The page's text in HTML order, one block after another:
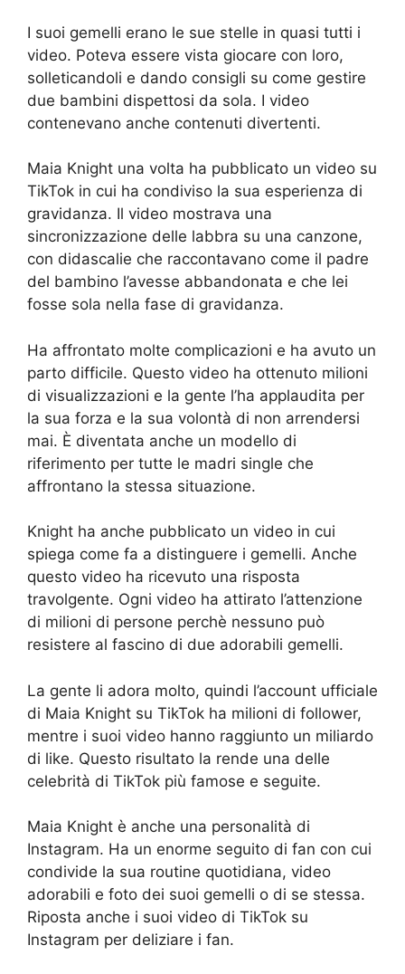
I suoi gemelli erano le sue stelle in quasi tutti i
video. Poteva essere vista giocare con loro,
solleticandoli e dando consigli su come gestire
due bambini dispettosi da sola. I video
contenevano anche contenuti divertenti.
Maia Knight una volta ha pubblicato un video su
TikTok in cui ha condiviso la sua esperienza di
gravidanza. Il video mostrava una
sincronizzazione delle labbra su una canzone,
con didascalie che raccontavano come il padre
del bambino l’avesse abbandonata e che lei
fosse sola nella fase di gravidanza.
Ha affrontato molte complicazioni e ha avuto un
parto difficile. Questo video ha ottenuto milioni
di visualizzazioni e la gente l’ha applaudita per
la sua forza e la sua volontà di non arrendersi
mai. È diventata anche un modello di
riferimento per tutte le madri single che
affrontano la stessa situazione.
Knight ha anche pubblicato un video in cui
spiega come fa a distinguere i gemelli. Anche
questo video ha ricevuto una risposta
travolgente. Ogni video ha attirato l’attenzione
di milioni di persone perchè nessuno può
resistere al fascino di due adorabili gemelli.
La gente li adora molto, quindi l’account ufficiale
di Maia Knight su TikTok ha milioni di follower,
mentre i suoi video hanno raggiunto un miliardo
di like. Questo risultato la rende una delle
celebrità di TikTok più famose e seguite.
Maia Knight è anche una personalità di
Instagram. Ha un enorme seguito di fan con cui
condivide la sua routine quotidiana, video
adorabili e foto dei suoi gemelli o di se stessa.
Riposta anche i suoi video di TikTok su
Instagram per deliziare i fan.